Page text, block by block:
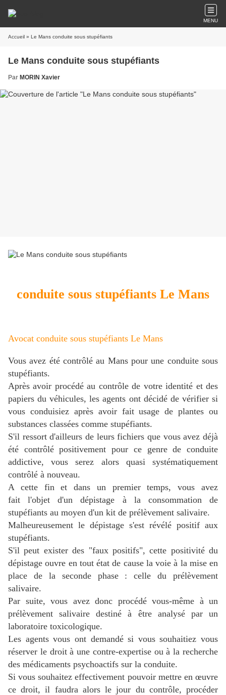
MENU
Accueil » Le Mans conduite sous stupéfiants
Le Mans conduite sous stupéfiants
Par MORIN Xavier
conduite sous stupéfiants Le Mans
Avocat conduite sous stupéfiants Le Mans
Vous avez été contrôlé au Mans pour une conduite sous
stupéfiants.
Après avoir procédé au contrôle de votre identité et des
papiers du véhicules, les agents ont décidé de vérifier si
vous conduisiez après avoir fait usage de plantes ou
substances classées comme stupéfiants.
S'il ressort d'ailleurs de leurs fichiers que vous avez déjà
été contrôlé positivement pour ce genre de conduite
addictive, vous serez alors quasi systématiquement
contrôlé à nouveau.
A cette fin et dans un premier temps, vous avez
fait l'objet d'un dépistage à la consommation de
stupéfiants au moyen d'un kit de prélèvement salivaire.
Malheureusement le dépistage s'est révélé positif aux
stupéfiants.
S'il peut exister des "faux positifs",cette positivité du
dépistage ouvre en tout état de cause la voie à la mise en
place de la seconde phase : celle du prélèvement
salivaire.
Par suite, vous avez donc procédé vous-même à un
prélèvement salivaire destiné à être analysé par un
laboratoire toxicologique.
Les agents vous ont demandé si vous souhaitiez vous
réserver le droit à une contre-expertise ou à la recherche
des médicaments psychoactifs sur la conduite.
Si vous souhaitez effectivement pouvoir mettre en œuvre
ce droit, il faudra alors le jour du contrôle, procéder